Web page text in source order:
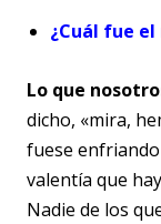
¿Cuál fue
Lo que
dicho, «mira,
fuese
valentía que
Nadie de los